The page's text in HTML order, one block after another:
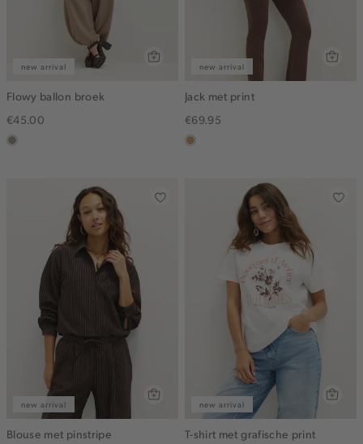
new arrival
Flowy ballon broek
€45.00
taupe,
new arrival
Jack met print
€69.95
camel
new arrival
Blouse met pinstripe
new arrival
T-shirt met grafische print